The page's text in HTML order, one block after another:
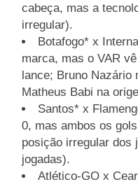
cabeça, mas a
irregular).
Botafogo* x
marca, mas o VAR
lance; Bruno Nazário
Matheus Babi na
Santos* x
0, mas ambos os
posição irregular dos
jogadas).
Atlético-GO x